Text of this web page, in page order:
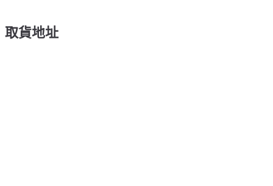
取貨地址